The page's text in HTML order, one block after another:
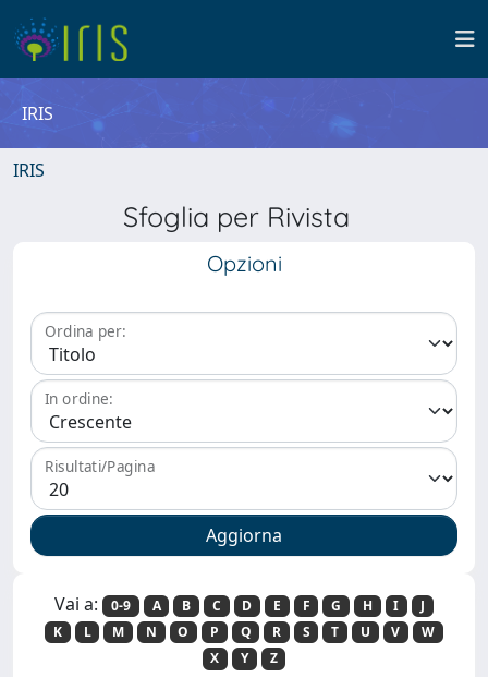
IRIS
IRIS
Sfoglia per Rivista
Opzioni
Ordina per:
In ordine:
Risultati/Pagina
Vai a: 0-9 A B C D E F G H I
J
K
L M N O P Q R S T U V
W
X
Y Z